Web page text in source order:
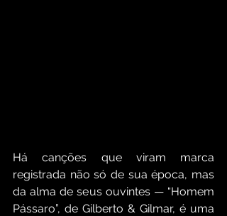
Há canções que viram marca
registrada não só de sua época, mas
da alma de seus ouvintes — “Homem
Pássaro”, de Gilberto & Gilmar, é uma